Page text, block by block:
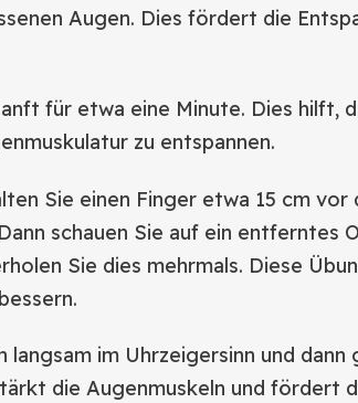
Augen. Dies fördert die
für etwa eine Minute. Dies hilft,
zu entspannen.
Sie einen Finger etwa 15 cm vor
schauen Sie auf ein entferntes
Sie dies mehrmals. Diese
langsam im Uhrzeigersinn und dann
die Augenmuskeln und fördert